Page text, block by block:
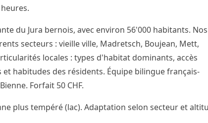
du Jura bernois, avec environ 56'000 habitants. Nos
secteurs : vieille ville, Madretsch, Boujean, Mett,
locales : types d'habitat dominants, accès
habitudes des résidents. Équipe bilingue français-
Forfait 50 CHF.
plus tempéré (lac). Adaptation selon secteur et